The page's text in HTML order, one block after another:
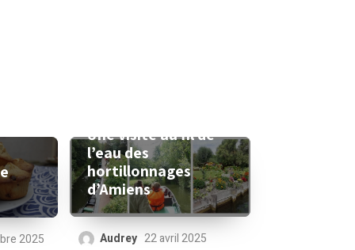
2025
Une visite au fil de
l’eau des
hortillonnages
d’Amiens
Audrey 22 avril 2025